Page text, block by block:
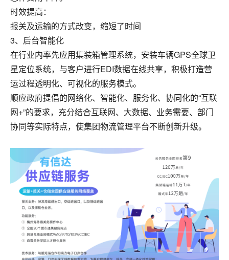
时效提高：
报关及运输的方式改变，缩短了时间
3、后台智能化
在行业内率先应用集装箱管理系统，安装车辆GPS全球卫
星定位系统，与客户进行EDI数据在线共享，积极打造营
运过程透明化、可视化的服务模式。
顺应政府提倡的网络化、智能化、服务化、协同化的“互联
网+”的要求，充分结合互联网、大数据、业务需要、部门
协同等实际特点，使集团物流管理平台不断创新升级。